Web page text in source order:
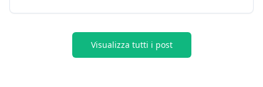
Visualizza tutti i post